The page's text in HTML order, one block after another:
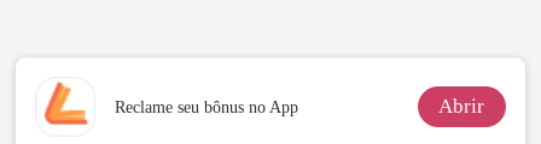
Reclame seu bônus no App Abrir